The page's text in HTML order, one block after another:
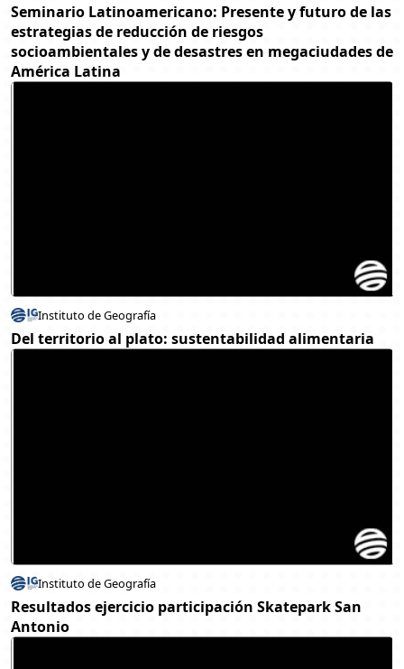
Seminario Latinoamericano: Presente y futuro de las
estrategias de reducción de riesgos
socioambientales y de desastres en megaciudades de
América Latina
Instituto de Geografía
Del territorio al plato: sustentabilidad alimentaria
Instituto de Geografía
Resultados ejercicio participación Skatepark San
Antonio